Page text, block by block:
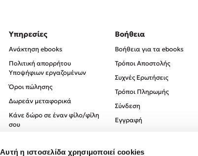
Αυτή η ιστοσελίδα χρησιμοποιεί cookies
Υπηρεσίες
Ανάκτηση ebooks
Πολιτική απορρήτου
Υποψήφιων εργαζομένων
Όροι πώλησης
Δωρεάν μεταφορικά
Κάνε δώρο σε έναν φίλο/φίλη
σου
Πολιτική Απορρήτου
Βοήθεια
Βοήθεια για τα ebooks
Τρόποι Αποστολής
Συχνές Ερωτήσεις
Τρόποι Πληρωμής
Σύνδεση
Εγγραφή